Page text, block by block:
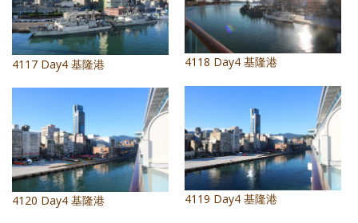
活動實況記錄
媒體報導一覽
合作與代言
4117 Day4 基隆港 4118 Day4 基隆港
4119 Day4 基隆港
4120 Day4 基隆港